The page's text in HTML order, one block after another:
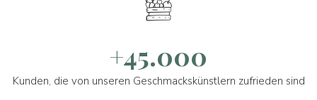
+45.000
Kunden, die von unseren Geschmackskünstlern zufrieden sind